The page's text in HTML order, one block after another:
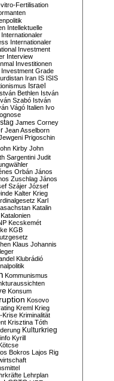
Fertilisation
Intellektuelle
Internationaler
Internationaler
Investment
Interview
Investitionen
Investment Grade
Iran IS ISIS
Israel
Bethlen István
Szabó István
Vágó Italien Ivo
James Corney
Jean Asselborn
Prigoschin
Kirby John
Sargentini Judit
Orbán János
Zuschlag János
Szájer József
Kalter Krieg
Karl
Katalin
Katalonien
Kecskemét
KGB
Klaus Johannis
Klubrádió
Kommunismus
Konsum
Kosovo
Kreml Krieg
Krise Kriminalität
Krisztina Tóth
Kulturkrieg
Kyrill
Bokros Lajos Rig
Lehrplan